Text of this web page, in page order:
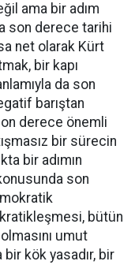
ama bir adım
son derece tarihi
net olarak Kürt
bir kapı
da son
barıştan
derece önemli
bir sürecin
bir adımın
son
bütün
umut
kök yasadır, bir